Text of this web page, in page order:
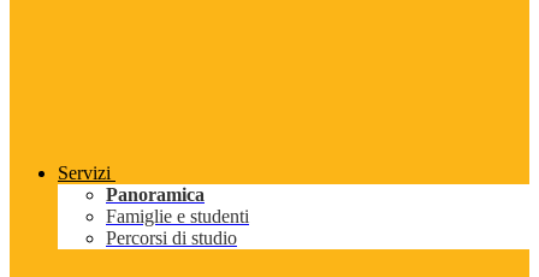
Servizi
Panoramica
Famiglie e studenti
Percorsi di studio